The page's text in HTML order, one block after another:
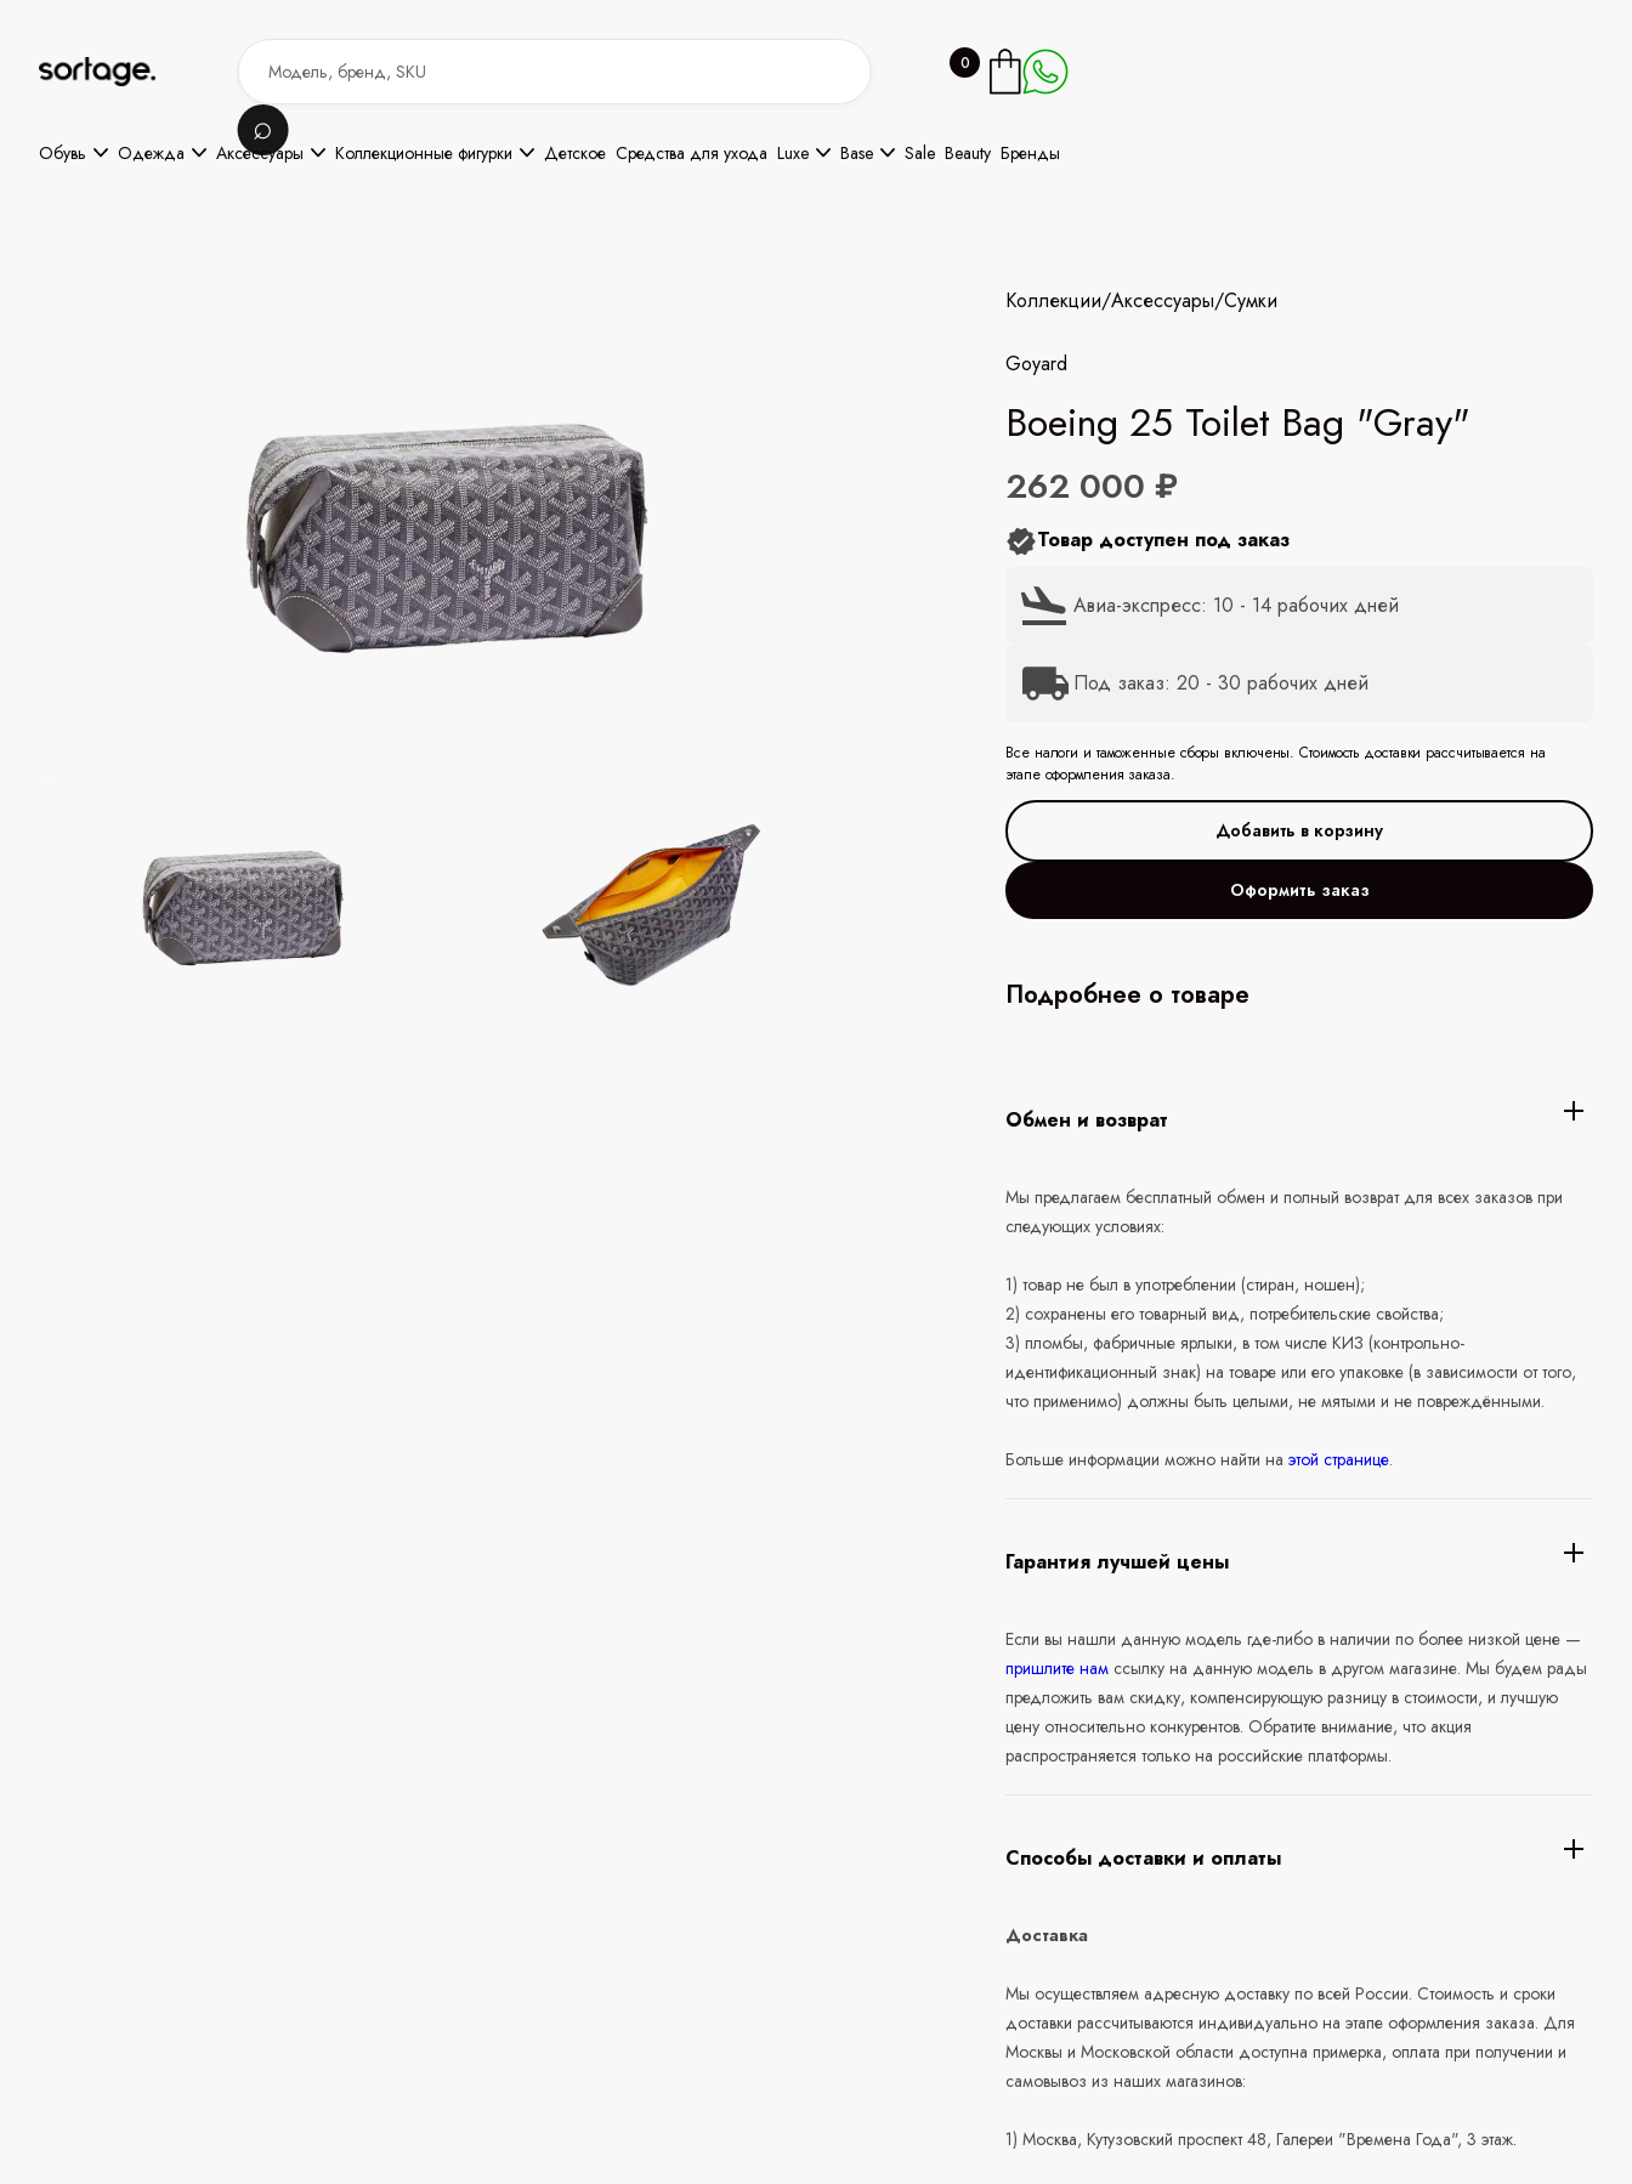
0
Обувь Одежда Аксессуары Коллекционные фигурки Детское Средства для ухода Luxe Base Sale Beauty Бренды
Коллекции/Аксессуары/Сумки
Goyard
Boeing 25 Toilet Bag "Gray"
262 000 ₽
Товар доступен под заказ
Авиа-экспресс: 10 - 14 рабочих дней
Под заказ: 20 - 30 рабочих дней
Все налоги и таможенные сборы включены. Стоимость доставки рассчитывается на
этапе оформления заказа.
Оформить заказ
Подробнее о товаре
Обмен и возврат
Мы предлагаем бесплатный обмен и полный возврат для всех заказов при
следующих условиях:
1) товар не был в употреблении (стиран, ношен);
2) сохранены его товарный вид, потребительские свойства;
3) пломбы, фабричные ярлыки, в том числе КИЗ (контрольно-
идентификационный знак) на товаре или его упаковке (в зависимости от того,
что применимо) должны быть целыми, не мятыми и не повреждёнными.
Больше информации можно найти наэтой странице.
Гарантия лучшей цены
Если вы нашли данную модель где-либо в наличии по более низкой цене —
пришлите нам ссылку на данную модель в другом магазине. Мы будем рады
предложить вам скидку, компенсирующую разницу в стоимости, и лучшую
цену относительно конкурентов. Обратите внимание, что акция
распространяется только на российские платформы.
Способы доставки и оплаты
Доставка
Мы осуществляем адресную доставку по всей России. Стоимость и сроки
доставки рассчитываются индивидуально на этапе оформления заказа. Для
Москвы и Московской области доступна примерка, оплата при получении и
самовывоз из наших магазинов:
1) Москва, Кутузовский проспект 48, Галереи "Времена Года", 3 этаж.